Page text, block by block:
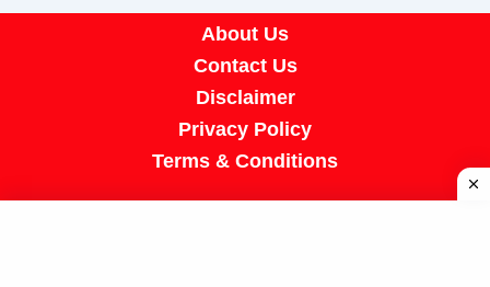
About Us
Contact Us
Disclaimer
Privacy Policy
Terms & Conditions